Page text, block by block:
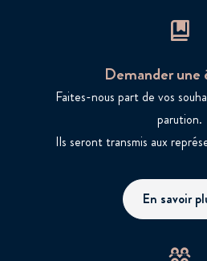
Demander une
Faites-nous part de vos
parution.
Ils seront transmis aux
En savoir